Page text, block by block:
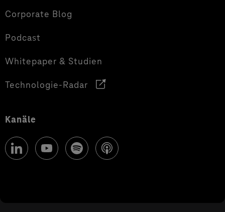
Corporate Blog
Podcast
Whitepaper & Studien
Technologie-Radar
Kanäle